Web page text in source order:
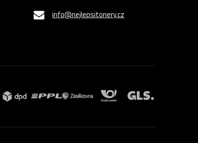
info@nejlepsitonery.cz